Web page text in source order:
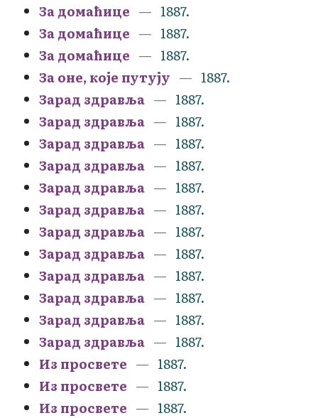
За домаћице
1887.
За домаћице
1887.
За домаћице
1887.
За оне, које путују
1887.
Зарад здравља
1887.
Зарад здравља
1887.
Зарад здравља
1887.
Зарад здравља
1887.
Зарад здравља
1887.
Зарад здравља
1887.
Зарад здравља
1887.
Зарад здравља
1887.
Зарад здравља
1887.
Зарад здравља
1887.
Зарад здравља
1887.
Зарад здравља
1887.
Из просвете
1887.
Из просвете
1887.
Из просвете
1887.